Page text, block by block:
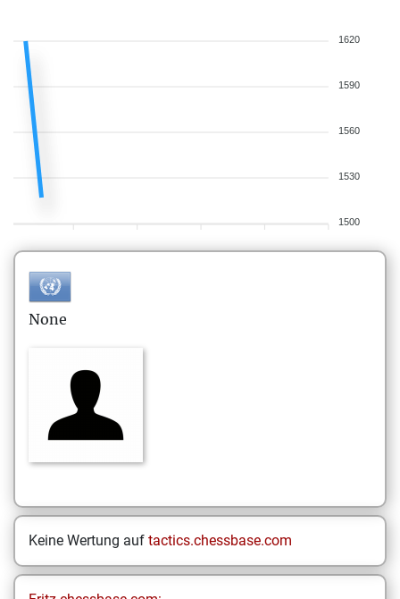
1620
1590
1560
1530
1500
None
Keine Wertung auf tactics.chessbase.com